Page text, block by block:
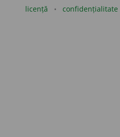
licență confidențialitate